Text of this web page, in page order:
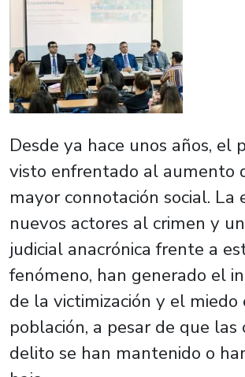
Desde ya hace unos años, el
visto enfrentado al aumento
mayor connotación social. La
nuevos actores al crimen y
judicial anacrónica frente a
fenómeno, han generado el
de la victimización y el miedo
población, a pesar de que las
delito se han mantenido o